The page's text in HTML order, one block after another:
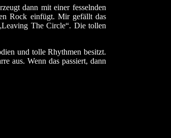
dann mit einer fesselnden
Rock einfügt. Mir gefällt das
The Circle“. Die tollen
und tolle Rhythmen besitzt.
aus. Wenn das passiert, dann